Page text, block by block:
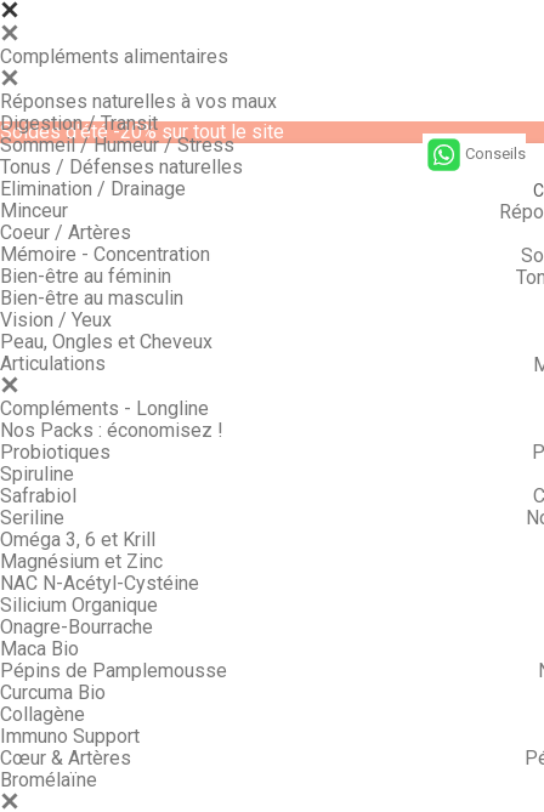
Soldes d'été -20% sur tout le site
Compléments alimentaires
Réponses naturelles à vos maux
Digestion / Transit
Sommeil / Humeur / Stress
Tonus / Défenses naturelles
Elimination / Drainage
Minceur
Coeur / Artères
Mémoire - Concentration
Bien-être au féminin
Bien-être au masculin
Vision / Yeux
Peau, Ongles et Cheveux
Articulations
Compléments - Longline
Nos Packs : économisez !
Probiotiques
Spiruline
Safrabiol
Seriline
Oméga 3, 6 et Krill
Magnésium et Zinc
NAC N-Acétyl-Cystéine
Silicium Organique
Onagre-Bourrache
Maca Bio
Pépins de Pamplemousse
Curcuma Bio
Collagène
Immuno Support
Cœur & Artères
Bromélaïne
Conseils